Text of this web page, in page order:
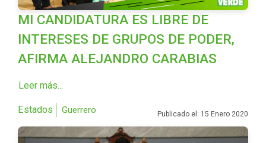
MI CANDIDATURA ES LIBRE DE
INTERESES DE GRUPOS DE PODER,
AFIRMA ALEJANDRO CARABIAS
Leer más...
Estados Guerrero Publicado el: 15 Enero 2020